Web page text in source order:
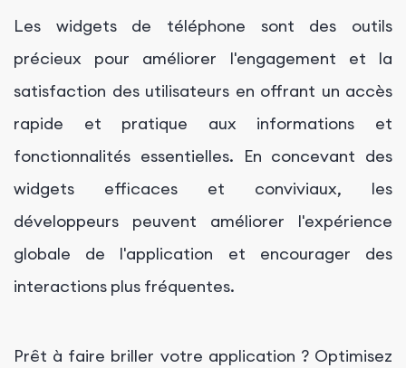
Les widgets de téléphone sont des outils
précieux pour améliorer l'engagement et la
satisfaction des utilisateurs en offrant un accès
rapide et pratique aux informations et
fonctionnalités essentielles. En concevant des
widgets efficaces et conviviaux, les
développeurs peuvent améliorer l'expérience
globale de l'application et encourager des
interactions plus fréquentes.
Prêt à faire briller votre application ? Optimisez